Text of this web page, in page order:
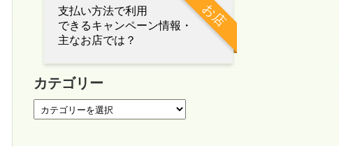
お店
支払い方法で利用
できるキャンペーン情報・
主なお店では？
カテゴリー